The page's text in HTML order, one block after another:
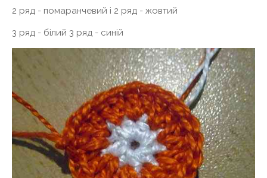
2 ряд - помаранчевий і 2 ряд - жовтий
3 ряд - білий 3 ряд - синій